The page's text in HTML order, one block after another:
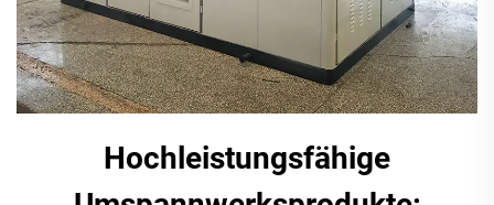
Hochleistungsfähige